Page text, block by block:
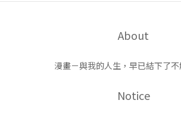
About
漫畫－與我的人生，早已結下了不
Notice